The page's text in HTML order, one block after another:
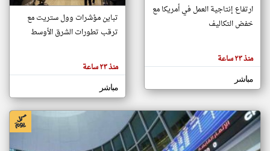
اخبار البحرين على مدار الساعة
أهم اخبار البحرين العاجلة والمباشرة
المقالات
الموجوده
هنا عن
وجهة
نظر
كاتبيها.
ارتفاع إنتاجية العمل في أمريكا مع
خفض التكاليف
منذ ٢٣ ساعة
مباشر
تباين مؤشرات وول ستريت مع
ترقب تطورات الشرق الأوسط
منذ ٢٣ ساعة
مباشر